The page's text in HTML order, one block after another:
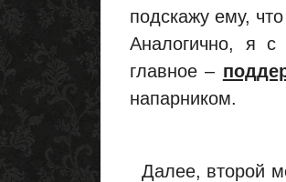
подскажу ему,
Аналогично, я
главное –
напарником.
Далее, второй